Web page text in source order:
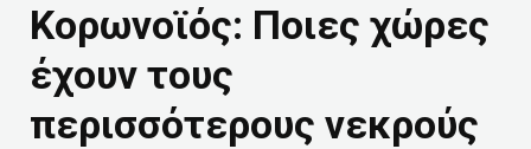
Κορωνοϊός: Ποιες χώρες
έχουν τους
περισσότερους νεκρούς